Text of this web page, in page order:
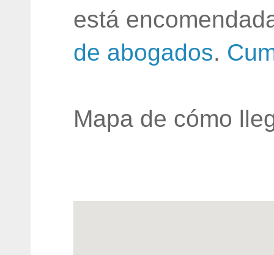
está
de abogados.
Mapa de cómo